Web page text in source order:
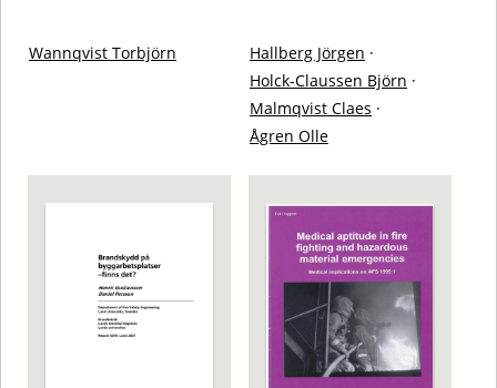
Wannqvist Torbjörn Hallberg Jörgen ·
Holck-Claussen Björn ·
Malmqvist Claes ·
Ågren Olle